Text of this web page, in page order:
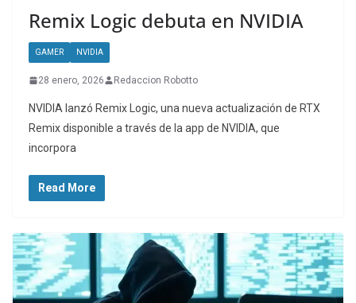
Remix Logic debuta en NVIDIA
GAMER NVIDIA
28 enero, 2026 Redaccion Robotto
NVIDIA lanzó Remix Logic, una nueva actualización de RTX
Remix disponible a través de la app de NVIDIA, que
incorpora
Read More